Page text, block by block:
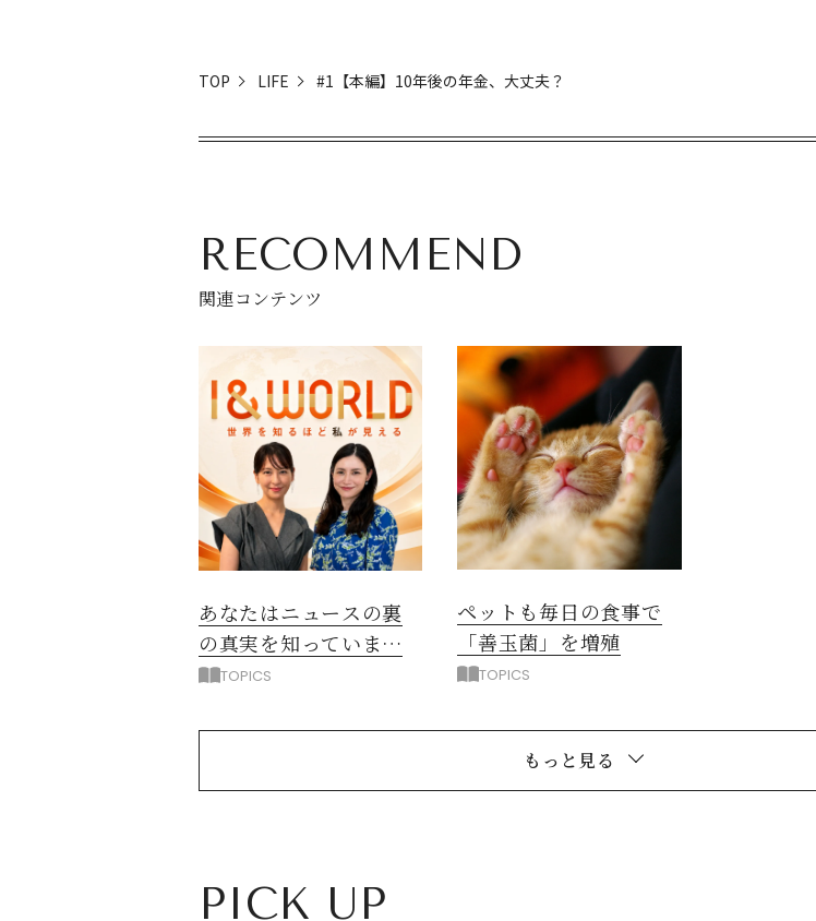
TOP LIFE #1【本編】10年後の年金、大丈夫？
RECOMMEND
関連コンテンツ
あなたはニュースの裏
の真実を知っています
か？TOPICS
ペットも毎日の食事で
「善玉菌」を増殖
TOPICS
もっと見る
PICK UP